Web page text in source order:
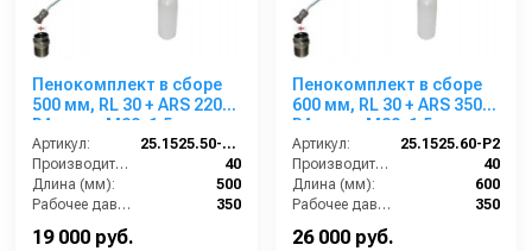
Пенокомплект в сборе
500 мм, RL 30 + ARS 220
РА; вход М22х1,5ш.
Артикул:
25.1525.50-P2-220 изог.
Производительность (л/мин):
40
Длина (мм):
500
Рабочее давление (бар):
350
19 000 руб.
Пенокомплект в сборе
600 мм, RL 30 + ARS 350
РА; вход М22х1,5ш.
Артикул:
25.1525.60-P2
Производительность (л/мин):
40
Длина (мм):
600
Рабочее давление (бар):
350
26 000 руб.